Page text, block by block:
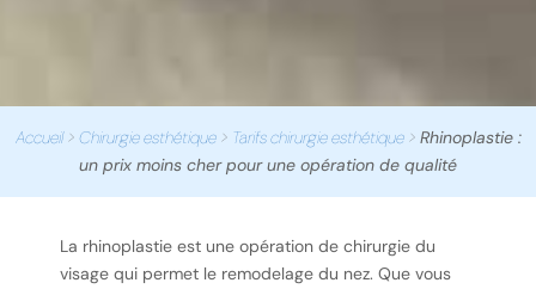
Accueil> Chirurgie esthétique> Tarifs chirurgie esthétique> Rhinoplastie :
un prix moins cher pour une opération de qualité
La rhinoplastie est une opération de chirurgie du
visage qui permet le remodelage du nez. Que vous